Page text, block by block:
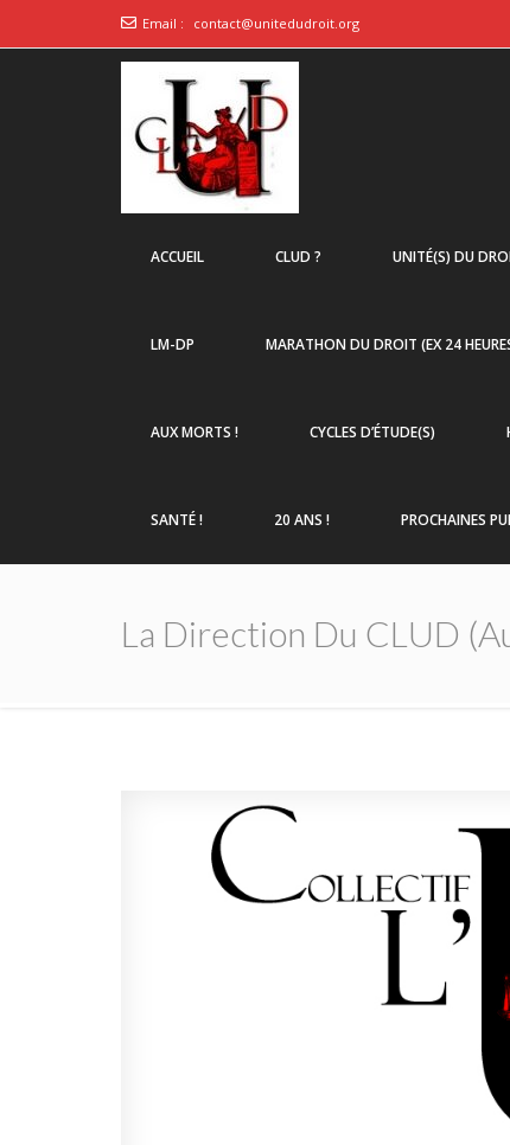
Email : contact@unitedudroit.org
ACCUEIL CLUD ? UNITÉ(S) DU
LM-DP MARATHON DU DROIT (EX 24
AUX MORTS ! CYCLES D’ÉTUDE(S)
SANTÉ ! 20 ANS ! PROCHAINES
La Direction Du CLUD